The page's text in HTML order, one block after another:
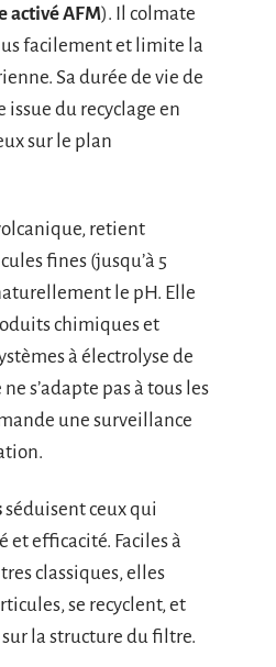
activé AFM). Il colmate
facilement et limite la
Sa durée de vie de
issue du recyclage en
sur le plan
retient
fines (jusqu’à 5
le pH. Elle
chimiques et
à électrolyse de
s’adapte pas à tous les
une surveillance
séduisent ceux qui
efficacité. Faciles à
classiques, elles
se recyclent, et
la structure du filtre.